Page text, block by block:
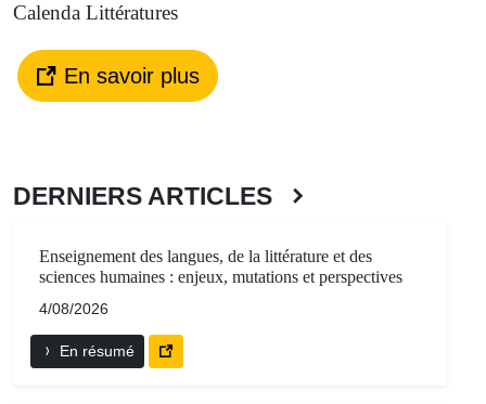
Calenda Littératures
En savoir plus
DERNIERS ARTICLES
Enseignement des langues, de la littérature et des
sciences humaines : enjeux, mutations et perspectives
4/08/2026
En résumé